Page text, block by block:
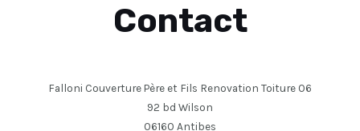
Contact
Falloni Couverture Père et Fils Renovation Toiture 06
92 bd Wilson
06160 Antibes